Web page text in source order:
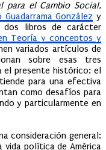
para el Cambio Social,
Guadarrama González y
dos libros de carácter
Teoría y conceptos y
variados artículos de
sobre esas tres
el presente histórico: el
para una efectiva
como desafíos para
y particularmente en
consideración general:
política de América